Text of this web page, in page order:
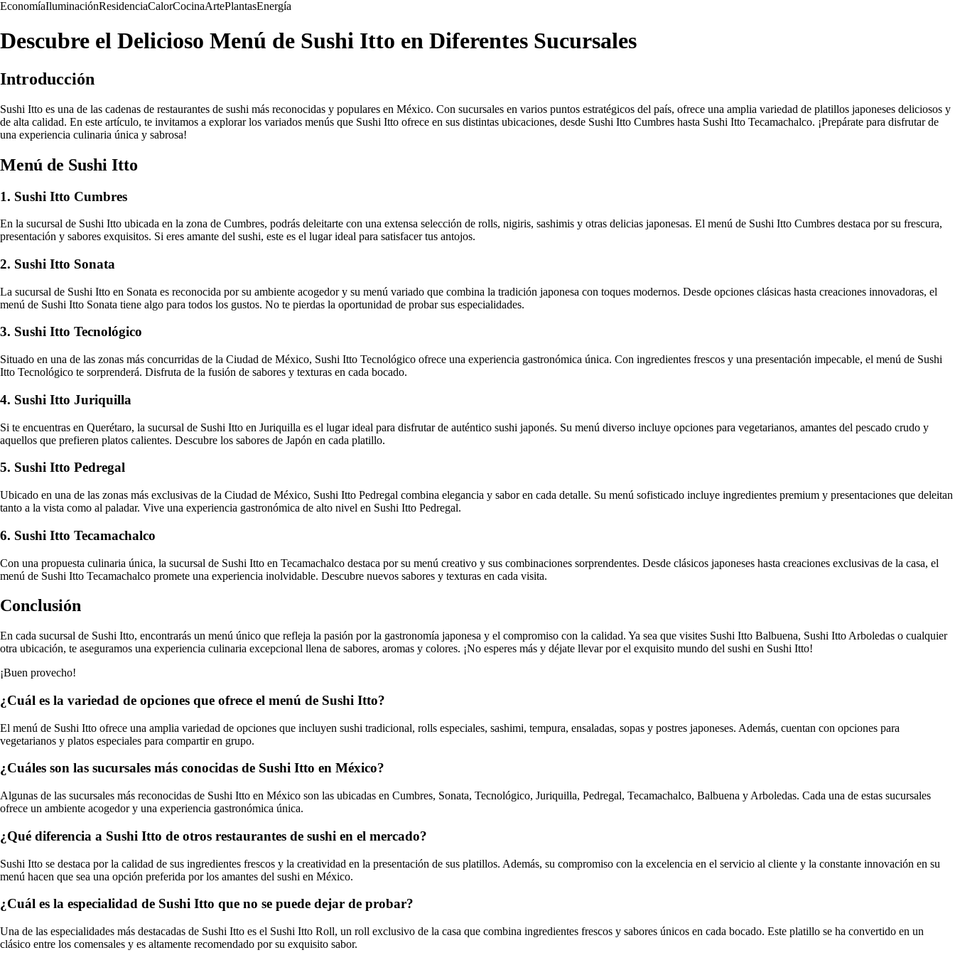
EconomíaIluminaciónResidenciaCalorCocinaArtePlantasEnergía
Descubre el Delicioso Menú de Sushi Itto en Diferentes Sucursales
Introducción
Sushi Itto es una de las cadenas de restaurantes de sushi más reconocidas y populares en México. Con sucursales en varios puntos estratégicos del país, ofrece una amplia variedad de platillos japoneses deliciosos y
de alta calidad. En este artículo, te invitamos a explorar los variados menús que Sushi Itto ofrece en sus distintas ubicaciones, desde Sushi Itto Cumbres hasta Sushi Itto Tecamachalco. ¡Prepárate para disfrutar de
una experiencia culinaria única y sabrosa!
Menú de Sushi Itto
1. Sushi Itto Cumbres
En la sucursal de Sushi Itto ubicada en la zona de Cumbres, podrás deleitarte con una extensa selección de rolls, nigiris, sashimis y otras delicias japonesas. El menú de Sushi Itto Cumbres destaca por su frescura,
presentación y sabores exquisitos. Si eres amante del sushi, este es el lugar ideal para satisfacer tus antojos.
2. Sushi Itto Sonata
La sucursal de Sushi Itto en Sonata es reconocida por su ambiente acogedor y su menú variado que combina la tradición japonesa con toques modernos. Desde opciones clásicas hasta creaciones innovadoras, el
menú de Sushi Itto Sonata tiene algo para todos los gustos. No te pierdas la oportunidad de probar sus especialidades.
3. Sushi Itto Tecnológico
Situado en una de las zonas más concurridas de la Ciudad de México, Sushi Itto Tecnológico ofrece una experiencia gastronómica única. Con ingredientes frescos y una presentación impecable, el menú de Sushi
Itto Tecnológico te sorprenderá. Disfruta de la fusión de sabores y texturas en cada bocado.
4. Sushi Itto Juriquilla
Si te encuentras en Querétaro, la sucursal de Sushi Itto en Juriquilla es el lugar ideal para disfrutar de auténtico sushi japonés. Su menú diverso incluye opciones para vegetarianos, amantes del pescado crudo y
aquellos que prefieren platos calientes. Descubre los sabores de Japón en cada platillo.
5. Sushi Itto Pedregal
Ubicado en una de las zonas más exclusivas de la Ciudad de México, Sushi Itto Pedregal combina elegancia y sabor en cada detalle. Su menú sofisticado incluye ingredientes premium y presentaciones que deleitan
tanto a la vista como al paladar. Vive una experiencia gastronómica de alto nivel en Sushi Itto Pedregal.
6. Sushi Itto Tecamachalco
Con una propuesta culinaria única, la sucursal de Sushi Itto en Tecamachalco destaca por su menú creativo y sus combinaciones sorprendentes. Desde clásicos japoneses hasta creaciones exclusivas de la casa, el
menú de Sushi Itto Tecamachalco promete una experiencia inolvidable. Descubre nuevos sabores y texturas en cada visita.
Conclusión
En cada sucursal de Sushi Itto, encontrarás un menú único que refleja la pasión por la gastronomía japonesa y el compromiso con la calidad. Ya sea que visites Sushi Itto Balbuena, Sushi Itto Arboledas o cualquier
otra ubicación, te aseguramos una experiencia culinaria excepcional llena de sabores, aromas y colores. ¡No esperes más y déjate llevar por el exquisito mundo del sushi en Sushi Itto!
¡Buen provecho!
¿Cuál es la variedad de opciones que ofrece el menú de Sushi Itto?
El menú de Sushi Itto ofrece una amplia variedad de opciones que incluyen sushi tradicional, rolls especiales, sashimi, tempura, ensaladas, sopas y postres japoneses. Además, cuentan con opciones para
vegetarianos y platos especiales para compartir en grupo.
¿Cuáles son las sucursales más conocidas de Sushi Itto en México?
Algunas de las sucursales más reconocidas de Sushi Itto en México son las ubicadas en Cumbres, Sonata, Tecnológico, Juriquilla, Pedregal, Tecamachalco, Balbuena y Arboledas. Cada una de estas sucursales
ofrece un ambiente acogedor y una experiencia gastronómica única.
¿Qué diferencia a Sushi Itto de otros restaurantes de sushi en el mercado?
Sushi Itto se destaca por la calidad de sus ingredientes frescos y la creatividad en la presentación de sus platillos. Además, su compromiso con la excelencia en el servicio al cliente y la constante innovación en su
menú hacen que sea una opción preferida por los amantes del sushi en México.
¿Cuál es la especialidad de Sushi Itto que no se puede dejar de probar?
Una de las especialidades más destacadas de Sushi Itto es el Sushi Itto Roll, un roll exclusivo de la casa que combina ingredientes frescos y sabores únicos en cada bocado. Este platillo se ha convertido en un
clásico entre los comensales y es altamente recomendado por su exquisito sabor.